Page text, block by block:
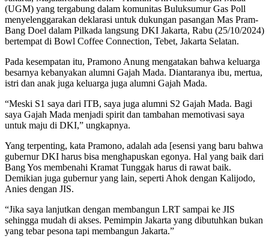
(UGM) yang tergabung dalam komunitas Buluksumur Gas Poll
menyelenggarakan deklarasi untuk dukungan pasangan Mas Pram-
Bang Doel dalam Pilkada langsung DKI Jakarta, Rabu (25/10/2024)
bertempat di Bowl Coffee Connection, Tebet, Jakarta Selatan.
Pada kesempatan itu, Pramono Anung mengatakan bahwa keluarga
besarnya kebanyakan alumni Gajah Mada. Diantaranya ibu, mertua,
istri dan anak juga keluarga juga alumni Gajah Mada.
“Meski S1 saya dari ITB, saya juga alumni S2 Gajah Mada. Bagi
saya Gajah Mada menjadi spirit dan tambahan memotivasi saya
untuk maju di DKI,” ungkapnya.
Yang terpenting, kata Pramono, adalah ada [esensi yang baru bahwa
gubernur DKI harus bisa menghapuskan egonya. Hal yang baik dari
Bang Yos membenahi Kramat Tunggak harus di rawat baik.
Demikian juga gubernur yang lain, seperti Ahok dengan Kalijodo,
Anies dengan JIS.
“Jika saya lanjutkan dengan membangun LRT sampai ke JIS
sehingga mudah di akses. Pemimpin Jakarta yang dibutuhkan bukan
yang tebar pesona tapi membangun Jakarta.”